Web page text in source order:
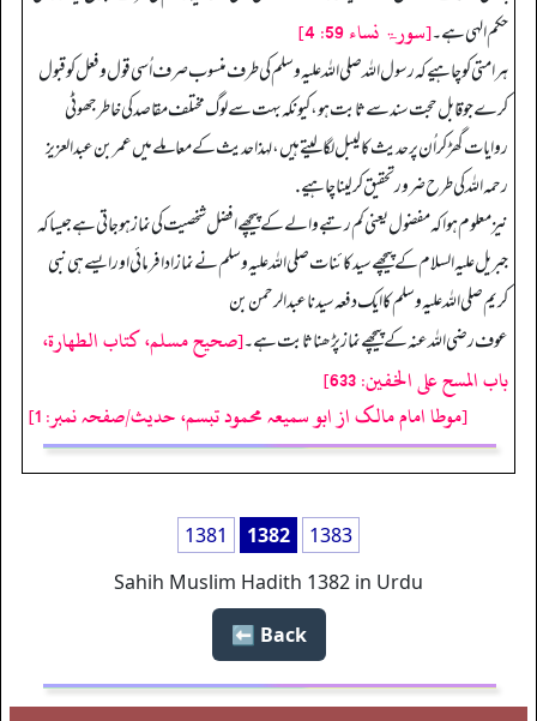
حکم الہی ہے۔[سورۃ نساء 59: 4]
ہر امتی کو چاہیے کہ رسول الله صلی اللہ علیہ وسلم کی طرف منسوب صرف اُسی قول و فعل کو قبول
کرے جو قابل حجت سند سے ثابت ہو، کیونکہ بہت سے لوگ مختلف مقاصد کی خاطر جھوٹی
روایات گھڑ کر اُن پر حدیث کا لیبل لگا لیتے ہیں، لہذا حدیث کے معاملے میں عمر بن عبد العزیز
رحمہ اللہ کی طرح ضرور تحقیق کر لینا چاہیے.
نیز معلوم ہوا کہ مفضول یعنی کم رتبے والے کے پیچھے افضل شخصیت کی نماز ہو جاتی ہے جیسا کہ
جبریل علیہ السلام کے پیچھے سید کا ئنات صلی اللہ علیہ وسلم نے نماز ادا فرمائی اور ایسے ہی نبی
کریم صلی اللہ علیہ وسلم کا ایک دفعہ سیدنا عبد الرحمن بن
عوف رضی اللہ عنہ کے پیچھے نماز پڑھنا ثابت ہے۔[صحيح مسلم، كتاب الطهارة،
باب المسح على الخفين: 633]
[موطا امام مالک از ابو سمیعہ محمود تبسم، حدیث/صفحہ نمبر: 1]
1381 1382
1383
Sahih Muslim Hadith 1382 in Urdu
Back ⬅️